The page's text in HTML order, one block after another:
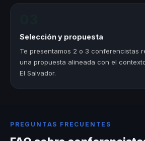
Selección y propuesta
Te presentamos 2 o 3 conferencistas
una propuesta alineada con el
El Salvador.
PREGUNTAS FRECUENTES